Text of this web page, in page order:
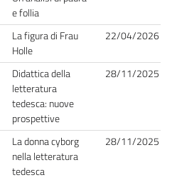
e follia
La figura di Frau
Holle
22/04/2026
Didattica della
letteratura
tedesca: nuove
prospettive
28/11/2025
La donna cyborg
nella letteratura
tedesca
28/11/2025